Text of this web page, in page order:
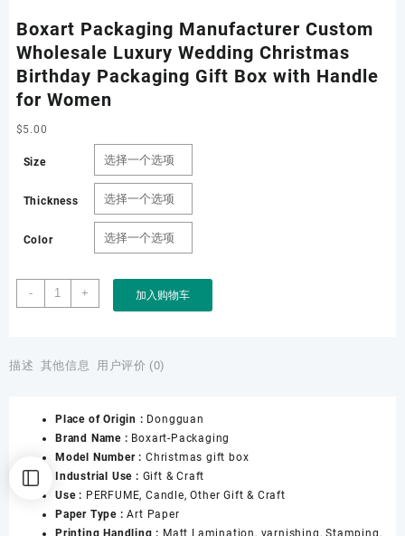
Boxart Packaging Manufacturer Custom
Wholesale Luxury Wedding Christmas
Birthday Packaging Gift Box with Handle
for Women
$5.00
Size
Thickness
Color
-
Boxart
Packaging
Wholesale
Christmas
Birthday
Packaging
Gift
Box
with
+ 加入购物车
描述 其他信息 用户评价 (0)
Place of Origin : Dongguan
Brand Name : Boxart-Packaging
Model Number : Christmas gift box
Industrial Use : Gift & Craft
Use : PERFUME, Candle, Other Gift & Craft
Paper Type :Art Paper
Printing Handling : Matt Lamination, varnishing, Stamping,